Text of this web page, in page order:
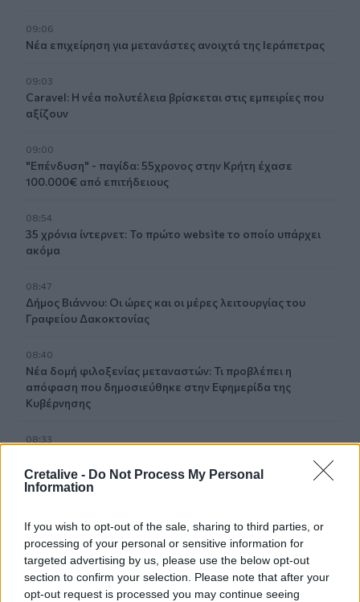
Cretalive - Do Not Process My Personal
Information
If you wish to opt-out of the sale, sharing to third parties, or
processing of your personal or sensitive information for
targeted advertising by us, please use the below opt-out
section to confirm your selection. Please note that after your
opt-out request is processed you may continue seeing
09:06
Νέα επιχείρηση για μετανάστες ανοιχτά της Ιεράπετρας
09:03
Caravel: Η νέα πολυτέλεια βρίσκεται στις εμπειρίες που
αξίζουν
09:00
"Επένδυση" - παγίδα: 55χρονος στην Κρήτη έχασε
100.000€ από επιτήδειους
08:54
35 χρόνια ίντερνετ: Το πρώτο website το οποίο υπάρχει
ακόμα
08:47
Δήμος Βιάννου: Οι ώρες και οι μέρες λειτουργίας του
Γραφείου Δακοκτονίας
08:40
Νέα δομή φιλοξενίας μεταναστών: Τι προβλέπει η
απόφαση που δημοσιεύθηκε στην Εφημερίδα της
Κυβέρνησης
08:33
της Οδησσού
Ο Σύλλογος Εργαζομένων Πρωτοβάθμιας Φροντίδας
Υγείας Κρήτης αποχαιρετά τον Π. Μαματζάκη
08:19
Ελούντα: Ηλικιωμένος απειλούσε να πηδήξει από